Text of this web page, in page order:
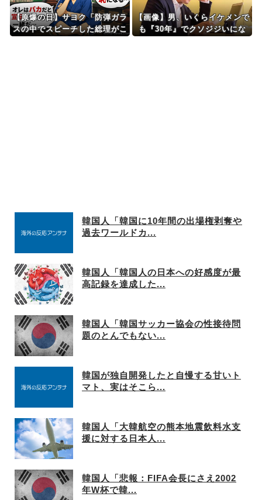
【原爆の日】サヨク「防弾ガラ
スの中でスピーチした総理がこ
【画像】男、いくらイケメンで
も『30年』でクソジジいにな
韓国人「韓国に10年間の出場権剥奪や
過去ワールドカ...
韓国人「韓国人の日本への好感度が最
高記録を達成した...
韓国人「韓国サッカー協会の性接待問
題のとんでもない...
韓国が独自開発したと自慢する甘いト
マト、実はそこら...
韓国人「大韓航空の熊本地震飲料水支
援に対する日本人...
韓国人「悲報：FIFA会長にさえ2002
年W杯で韓...